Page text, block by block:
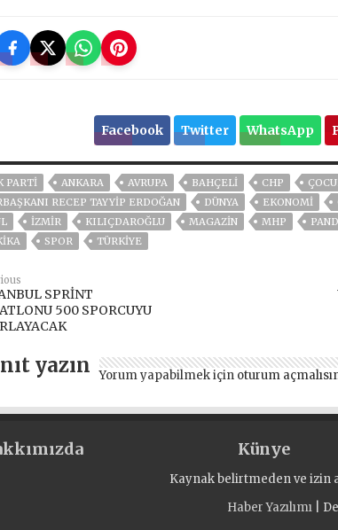
Facebook Twitter WhatsApp
PARTİ ANKARA AVRUPA BAHÇELİ CHP
RECEP TAYYIP ERDOĞAN
DÜNYA EKONOMİ
İZMIR KILIÇDAROĞLU MAGAZİN MHP
SPOR TÜRKİYE
SPRİNT
500 SPORCUYU
yazın Yorum yapabilmek için oturum
Künye
Kaynak belirtmeden ve izin
Haber Yazılımı|